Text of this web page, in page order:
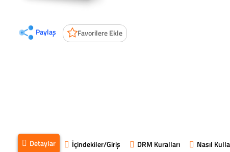
Paylaş Favorilere Ekle
Detaylar İçindekiler/Giriş DRM Kuralları Nasıl